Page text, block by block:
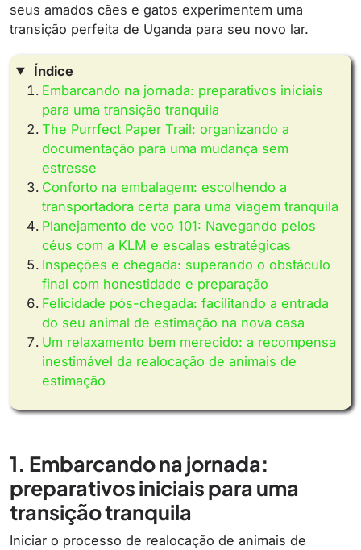
seus amados cães e gatos experimentem uma
transição perfeita de Uganda para seu novo lar.
Índice
Embarcando na jornada: preparativos iniciais
para uma transição tranquila
The Purrfect Paper Trail: organizando a
documentação para uma mudança sem
estresse
Conforto na embalagem: escolhendo a
transportadora certa para uma viagem tranquila
Planejamento de voo 101: Navegando pelos
céus com a KLM e escalas estratégicas
Inspeções e chegada: superando o obstáculo
final com honestidade e preparação
Felicidade pós-chegada: facilitando a entrada
do seu animal de estimação na nova casa
Um relaxamento bem merecido: a recompensa
inestimável da realocação de animais de
estimação
1. Embarcando na jornada:
preparativos iniciais para uma
transição tranquila
Iniciar o processo de realocação de animais de